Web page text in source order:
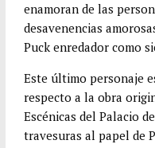
enamoran de las
desavenencias
Puck enredador como
Este último personaje
respecto a la obra
Escénicas del Palacio
travesuras al papel de